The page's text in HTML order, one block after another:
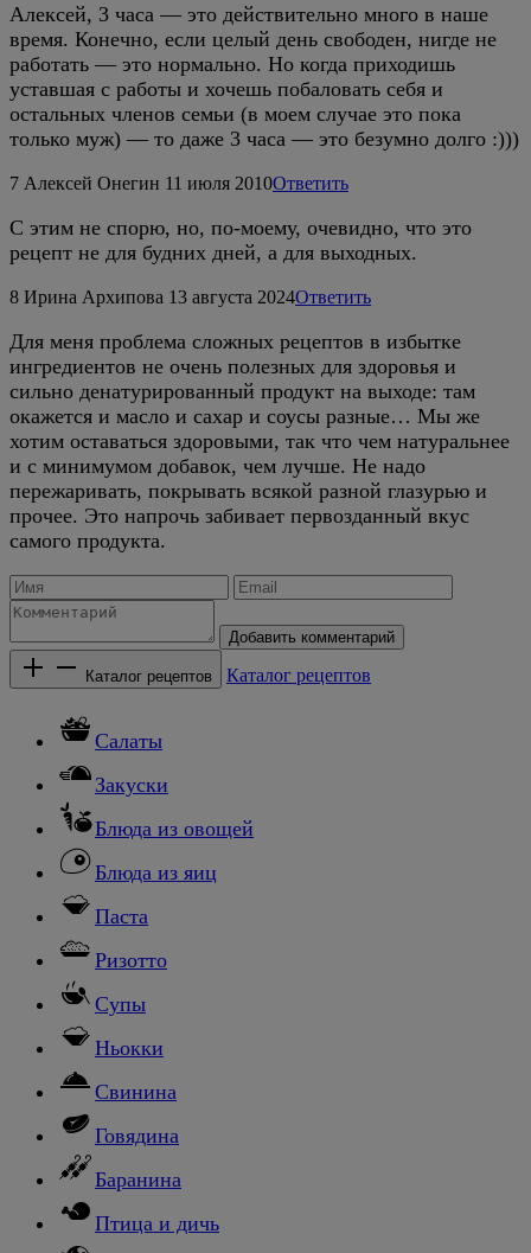
Алексей, 3 часа — это действительно много в наше
время. Конечно, если целый день свободен, нигде не
работать — это нормально. Но когда приходишь
уставшая с работы и хочешь побаловать себя и
остальных членов семьи (в моем случае это пока
только муж) — то даже 3 часа — это безумно долго :)))
7 Алексей Онегин 11 июля 2010Ответить
С этим не спорю, но, по-моему, очевидно, что это
рецепт не для будних дней, а для выходных.
8 Ирина Архипова 13 августа 2024Ответить
Для меня проблема сложных рецептов в избытке
ингредиентов не очень полезных для здоровья и
сильно денатурированный продукт на выходе: там
окажется и масло и сахар и соусы разные… Мы же
хотим оставаться здоровыми, так что чем натуральнее
и с минимумом добавок, чем лучше. Не надо
пережаривать, покрывать всякой разной глазурью и
прочее. Это напрочь забивает первозданный вкус
самого продукта.
Добавить комментарий
Каталог рецептов Каталог рецептов
Салаты
Закуски
Блюда из овощей
Блюда из яиц
Паста
Ризотто
Супы
Ньокки
Свинина
Говядина
Баранина
Птица и дичь